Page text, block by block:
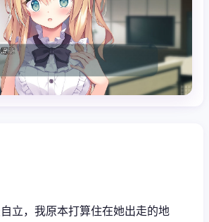
立，我原本打算住在她出走的地